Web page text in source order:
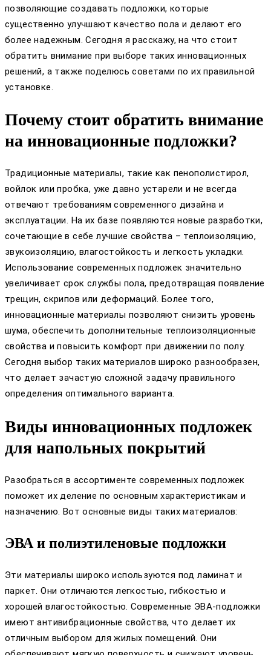
позволяющие создавать подложки, которые
существенно улучшают качество пола и делают его
более надежным. Сегодня я расскажу, на что стоит
обратить внимание при выборе таких инновационных
решений, а также поделюсь советами по их правильной
установке.
Почему стоит обратить внимание
на инновационные подложки?
Традиционные материалы, такие как пенополистирол,
войлок или пробка, уже давно устарели и не всегда
отвечают требованиям современного дизайна и
эксплуатации. На их базе появляются новые разработки,
сочетающие в себе лучшие свойства – теплоизоляцию,
звукоизоляцию, влагостойкость и легкость укладки.
Использование современных подложек значительно
увеличивает срок службы пола, предотвращая появление
трещин, скрипов или деформаций. Более того,
инновационные материалы позволяют снизить уровень
шума, обеспечить дополнительные теплоизоляционные
свойства и повысить комфорт при движении по полу.
Сегодня выбор таких материалов широко разнообразен,
что делает зачастую сложной задачу правильного
определения оптимального варианта.
Виды инновационных подложек
для напольных покрытий
Разобраться в ассортименте современных подложек
поможет их деление по основным характеристикам и
назначению. Вот основные виды таких материалов:
ЭВА и полиэтиленовые подложки
Эти материалы широко используются под ламинат и
паркет. Они отличаются легкостью, гибкостью и
хорошей влагостойкостью. Современные ЭВА-подложки
имеют антивибрационные свойства, что делает их
отличным выбором для жилых помещений. Они